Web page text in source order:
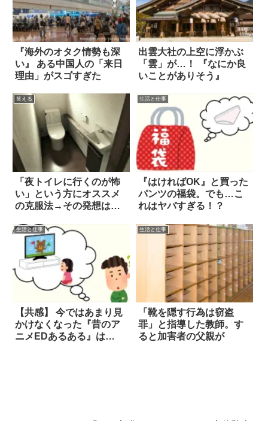
『海外のオタク情勢も深
い』 ある中国人の「来日
理由」がスゴすぎた
出雲大社の上空に浮かぶ
「雲」が…！ 『なにか良
いことがありそう』
笑える
「夜トイレに行くのが怖
い」という方にオススメ
の克服法→その発想はな
生活と仕事
『はければOK』と買った
パンツの福袋。でも…こ
れはヤバすぎる！？
生活と仕事
【共感】 今ではあまり見
かけなくなった『昔のア
ニメEDあるある』は…
生活と仕事
「靴を隠す行為は窃盗
罪」と指導した教師。す
ると加害者の父親が